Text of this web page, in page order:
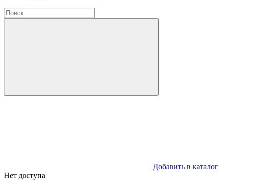
Добавить в каталог
Нет доступа